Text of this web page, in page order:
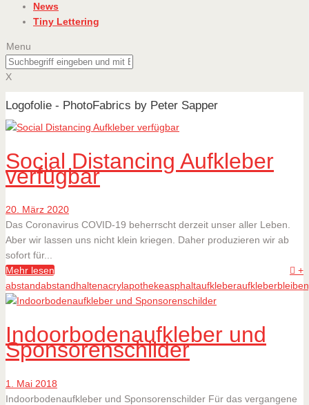
News
Tiny Lettering
Menu
X
Logofolie - PhotoFabrics by Peter Sapper
Social Distancing Aufkleber
verfügbar
20. März 2020
Das Coronavirus COVID-19 beherrscht derzeit unser aller Leben.
Aber wir lassen uns nicht klein kriegen. Daher produzieren wir ab
sofort für...
Mehr lesen
+
abstandabstandhaltenacrylapothekeasphaltaufkleberaufkleber
Indoorbodenaufkleber und
Sponsorenschilder
1. Mai 2018
Indoorbodenaufkleber und Sponsorenschilder Für das vergangene